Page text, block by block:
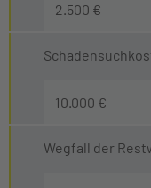
2.500 €
10.000 €
Wegfall der